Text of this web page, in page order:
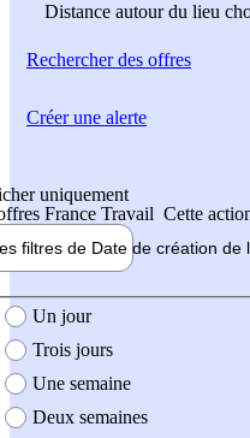
Distance autour du lieu
Rechercherdes offres
uniquement
France Travail Cette
filtres de Date de création de
création de l'offre
Un jour
Trois jours
Une semaine
Deux semaines
Créer une alerte